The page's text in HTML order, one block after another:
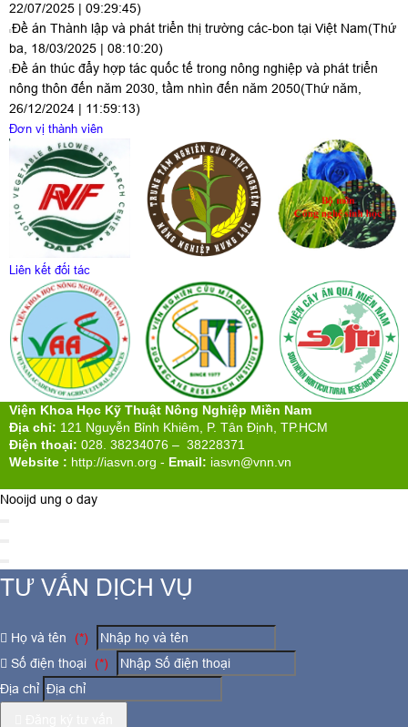
22/07/2025 | 09:29:45)
Đề án Thành lập và phát triển thị trường các-bon tại Việt Nam(Thứ
ba, 18/03/2025 | 08:10:20)
Đề án thúc đẩy hợp tác quốc tế trong nông nghiệp và phát triển
nông thôn đến năm 2030, tầm nhìn đến năm 2050(Thứ năm,
26/12/2024 | 11:59:13)
Đơn vị thành viên
Liên kết đối tác
Viện Khoa Học Kỹ Thuật Nông Nghiệp Miền Nam
Địa chỉ: 121 Nguyễn Bỉnh Khiêm, P. Tân Định, TP.HCM
Điện thoại: 028. 38234076 – 38228371
Website : http://iasvn.org - Email: iasvn@vnn.vn
Nooijd ung o day
TƯ VẤN DỊCH VỤ
Họ và tên
(*)
Số điện thoại
(*)
Địa chỉ